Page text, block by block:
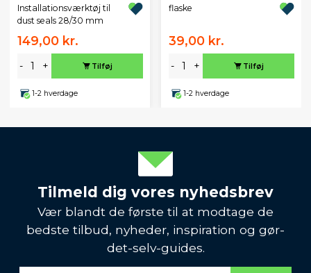
Installationsværktøj til
dust seals 28/30 mm
149,00 kr.
- + Tilføj
1-2 hverdage
flaske
39,00 kr.
- + Tilføj
1-2 hverdage
Tilmeld dig vores nyhedsbrev
Vær blandt de første til at modtage de
bedste tilbud, nyheder, inspiration og gør-
det-selv-guides.